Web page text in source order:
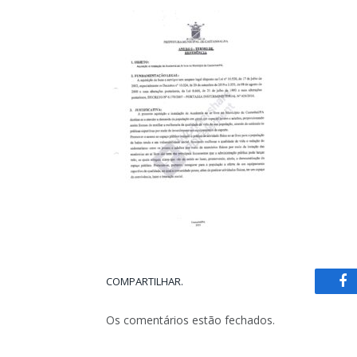
COMPARTILHAR.
Os comentários estão fechados.